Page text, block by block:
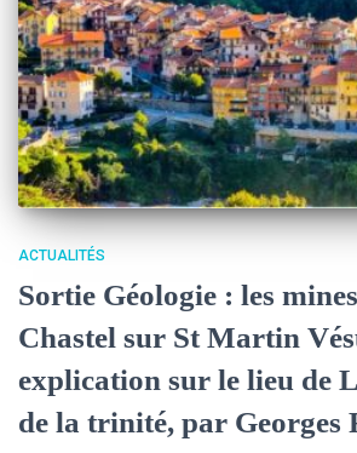
ACTUALITÉS
Sortie Géologie : les
Chastel sur St Martin
explication sur le lieu de
de la trinité, par Georges